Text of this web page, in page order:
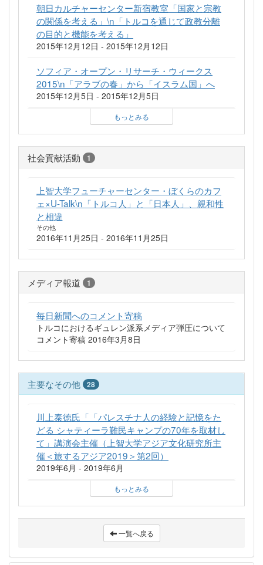
朝日カルチャーセンター新宿教室「国家と宗教
の関係を考える」\n「トルコを通じて政教分離
の目的と機能を考える」
2015年12月12日 - 2015年12月12日
ソフィア・オープン・リサーチ・ウィークス
2015\n「アラブの春」から「イスラム国」へ
2015年12月5日 - 2015年12月5日
もっとみる
社会貢献活動 1
上智大学フューチャーセンター・ぼくらのカフ
ェ×U-Talk\n「トルコ人」と「日本人」、親和性
と相違
その他
2016年11月25日 - 2016年11月25日
メディア報道 1
毎日新聞へのコメント寄稿
トルコにおけるギュレン派系メディア弾圧について
コメント寄稿 2016年3月8日
主要なその他 28
川上泰徳氏「「パレスチナ人の経験と記憶をた
どる シャティーラ難民キャンプの70年を取材し
て」講演会主催（上智大学アジア文化研究所主
催＜旅するアジア2019＞第2回）
2019年6月 - 2019年6月
もっとみる
一覧へ戻る